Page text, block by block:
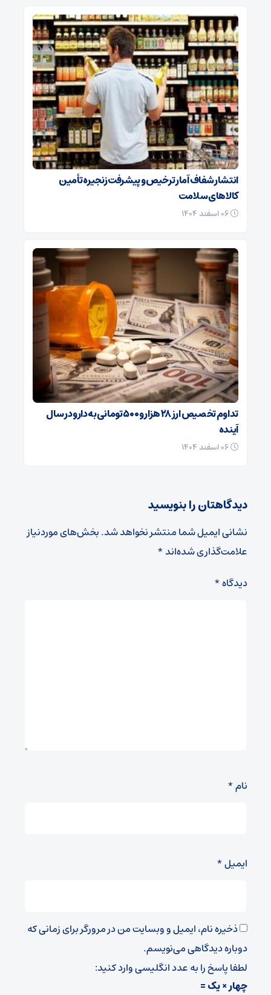
انتشار شفاف آمار ترخیص و پیشرفت زنجیره تأمین
کالاهای سلامت
تداوم تخصیص ارز ۲۸ هزار و ۵۰۰ تومانی به دارو در سال
آینده
دیدگاهتان را بنویسید
نشانی ایمیل شما منتشر نخواهد شد.بخش‌های موردنیاز
علامت‌گذاری شده‌اند*
دیدگاه*
نام*
ایمیل*
ذخیره نام، ایمیل و وبسایت من در مرورگر برای زمانی که
دوباره دیدگاهی می‌نویسم.
لطفا پاسخ را به عدد انگلیسی وارد کنید:
چهار × یک =